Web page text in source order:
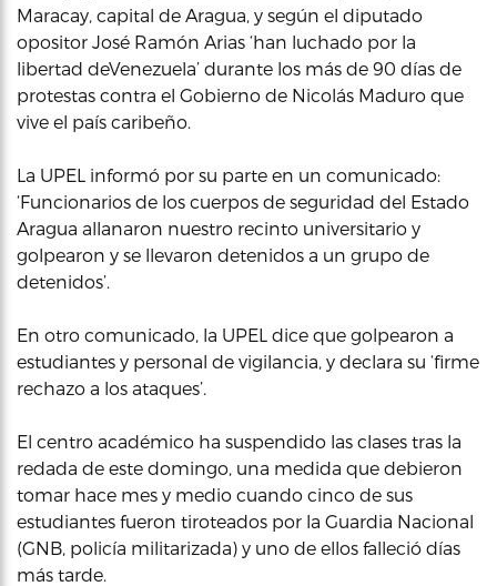
Maracay, capital de Aragua, y según el diputado
opositor José Ramón Arias ‘han luchado por la
libertad deVenezuela’ durante los más de 90 días de
protestas contra el Gobierno de Nicolás Maduro que
vive el país caribeño.
La UPEL informó por su parte en un comunicado:
‘Funcionarios de los cuerpos de seguridad del Estado
Aragua allanaron nuestro recinto universitario y
golpearon y se llevaron detenidos a un grupo de
detenidos’.
En otro comunicado, la UPEL dice que golpearon a
estudiantes y personal de vigilancia, y declara su ‘firme
rechazo a los ataques’.
El centro académico ha suspendido las clases tras la
redada de este domingo, una medida que debieron
tomar hace mes y medio cuando cinco de sus
estudiantes fueron tiroteados por la Guardia Nacional
(GNB, policía militarizada) y uno de ellos falleció días
más tarde.